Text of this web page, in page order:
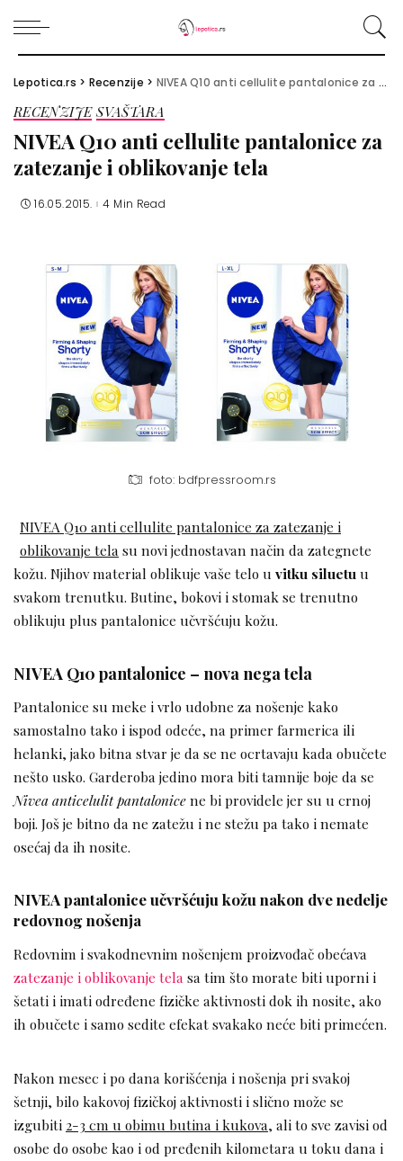
Lepotica.rs > Recenzije > NIVEA Q10 anti cellulite pantalonice za zatezanje i oblikovanje tela
RECENZIJE SVAŠTARA
NIVEA Q10 anti cellulite pantalonice za
zatezanje i oblikovanje tela
16.05.2015. 4 Min Read
foto: bdfpressroom.rs
NIVEA Q10 anti cellulite pantalonice za zatezanje i
oblikovanje tela su novi jednostavan način da zategnete
kožu. Njihov material oblikuje vaše telo u vitku siluetu u
svakom trenutku. Butine, bokovi i stomak se trenutno
oblikuju plus pantalonice učvršćuju kožu.
NIVEA Q10 pantalonice – nova nega tela
Pantalonice su meke i vrlo udobne za nošenje kako
samostalno tako i ispod odeće, na primer farmerica ili
helanki, jako bitna stvar je da se ne ocrtavaju kada obučete
nešto usko. Garderoba jedino mora biti tamnije boje da se
Nivea anticelulit pantalonicene bi providele jer su u crnoj
boji. Još je bitno da ne zatežu i ne stežu pa tako i nemate
osećaj da ih nosite.
NIVEA pantalonice učvršćuju kožu nakon dve nedelje
redovnog nošenja
Redovnim i svakodnevnim nošenjem proizvođač obećava
zatezanje i oblikovanje tela sa tim što morate biti uporni i
šetati i imati određene fizičke aktivnosti dok ih nosite, ako
ih obučete i samo sedite efekat svakako neće biti primećen.
Nakon mesec i po dana korišćenja i nošenja pri svakoj
šetnji, bilo kakovoj fizičkoj aktivnosti i slično može se
izgubiti 2-3 cm u obimu butina i kukova, ali to sve zavisi od
osobe do osobe kao i od pređenih kilometara u toku dana i